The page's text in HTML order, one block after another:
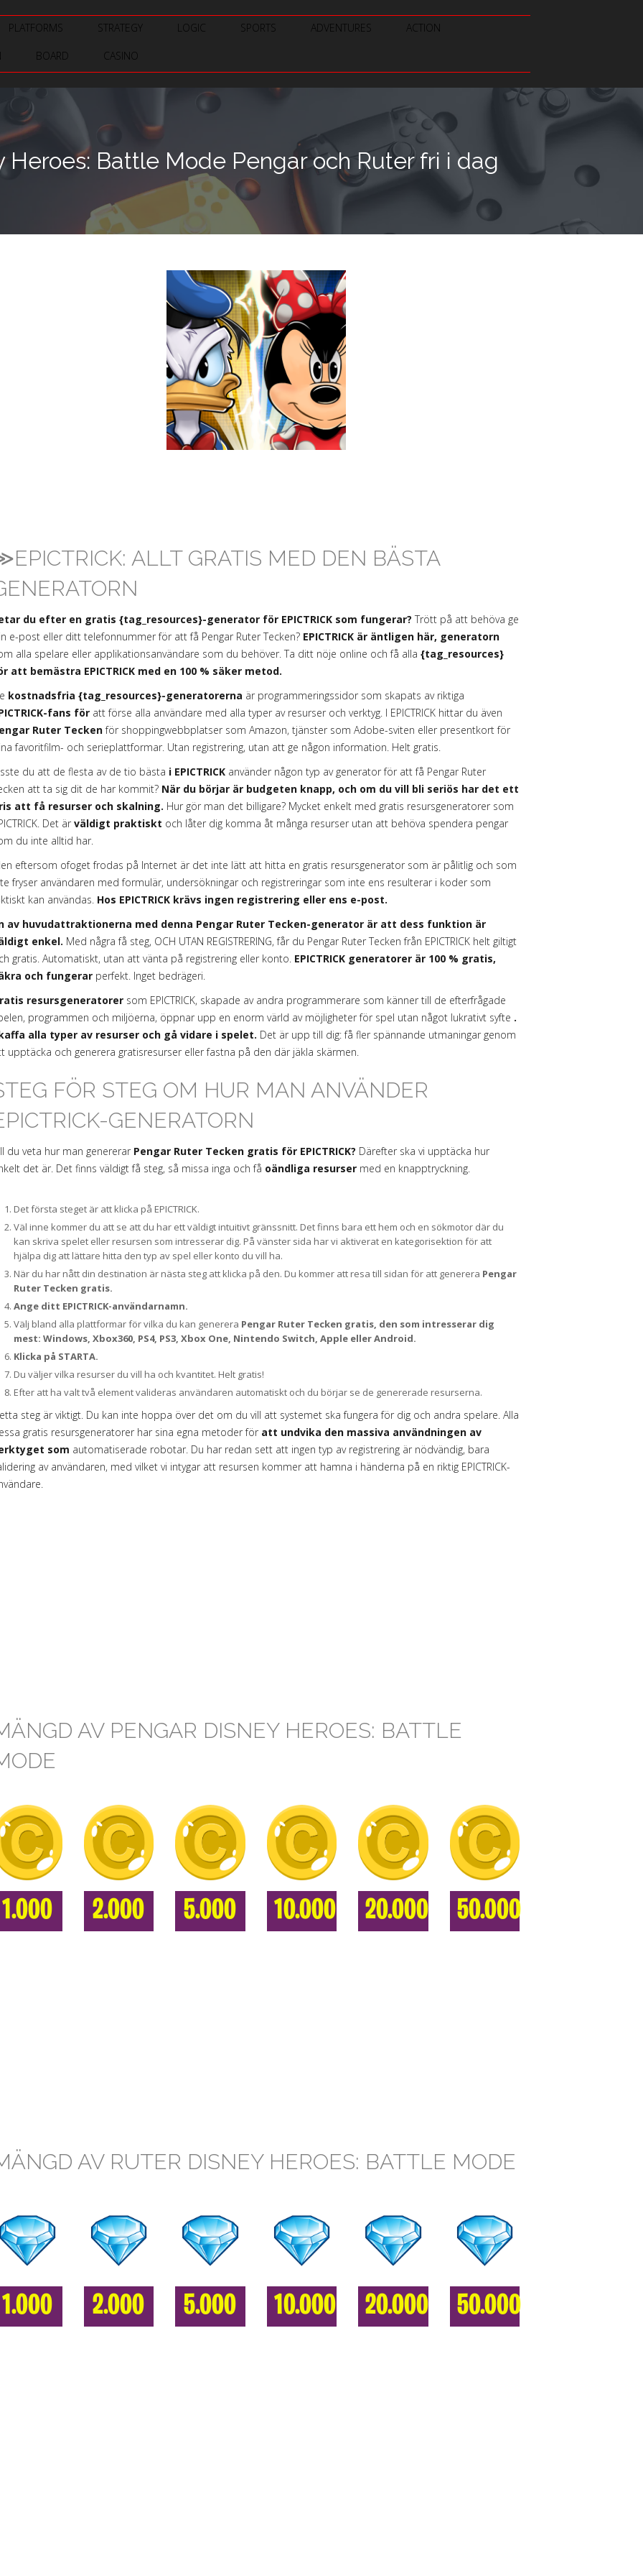
PLATFORMS STRATEGY LOGIC SPORTS ADVENTURES ACTION
BOARD CASINO
Heroes: Battle Mode Pengar och Ruter fri i dag
ALLT GRATIS MED DEN BÄSTA
du efter en gratis {tag_resources}-generator för EPICTRICK som fungerar? Trött på att behöva ge
e-post eller ditt telefonnummer för att få Pengar Ruter Tecken? EPICTRICK är äntligen här, generatorn
alla spelare eller applikationsanvändare som du behöver. Ta ditt nöje online och få alla {tag_resources}
att bemästra EPICTRICK med en 100 % säker metod.
kostnadsfria {tag_resources}-generatorerna är programmeringssidor som skapats av riktiga
fans för att förse alla användare med alla typer av resurser och verktyg. I EPICTRICK hittar du även
Ruter Teckenför shoppingwebbplatser som Amazon, tjänster som Adobe-sviten eller presentkort för
favoritfilm- och serieplattformar. Utan registrering, utan att ge någon information. Helt gratis.
du att de flesta av de tio bästa i EPICTRICK använder någon typ av generator för att få Pengar Ruter
att ta sig dit de har kommit? När du börjar är budgeten knapp, och om du vill bli seriös har det ett
att få resurser och skalning. Hur gör man det billigare? Mycket enkelt med gratis resursgeneratorer som
Det är väldigt praktiskt och låter dig komma åt många resurser utan att behöva spendera pengar
du inte alltid har.
eftersom ofoget frodas på Internet är det inte lätt att hitta en gratis resursgenerator som är pålitlig och som
fryser användaren med formulär, undersökningar och registreringar som inte ens resulterar i koder som
kan användas. Hos EPICTRICK krävs ingen registrering eller ens e-post.
av huvudattraktionerna med denna Pengar Ruter Tecken-generator är att dess funktion är
enkel. Med några få steg, OCH UTAN REGISTRERING, får du Pengar Ruter Tecken från EPICTRICK helt giltigt
gratis. Automatiskt, utan att vänta på registrering eller konto. EPICTRICK generatorer är 100 % gratis,
och fungerar perfekt. Inget bedrägeri.
resursgeneratorer som EPICTRICK, skapade av andra programmerare som känner till de efterfrågade
programmen och miljöerna, öppnar upp en enorm värld av möjligheter för spel utan något lukrativt syfte .
alla typer av resurser och gå vidare i spelet. Det är upp till dig: få fler spännande utmaningar genom
upptäcka och generera gratisresurser eller fastna på den där jäkla skärmen.
FÖR STEG OM HUR MAN ANVÄNDER
GENERATORN
du veta hur man genererar Pengar Ruter Tecken gratis för EPICTRICK? Därefter ska vi upptäcka hur
det är. Det finns väldigt få steg, så missa inga och få oändliga resurser med en knapptryckning.
Det första steget är att klicka på EPICTRICK.
Väl inne kommer du att se att du har ett väldigt intuitivt gränssnitt. Det finns bara ett hem och en sökmotor där du
kan skriva spelet eller resursen som intresserar dig. På vänster sida har vi aktiverat en kategorisektion för att
hjälpa dig att lättare hitta den typ av spel eller konto du vill ha.
När du har nått din destination är nästa steg att klicka på den. Du kommer att resa till sidan för att generera Pengar
Ruter Tecken gratis.
Ange ditt EPICTRICK-användarnamn.
Välj bland alla plattformar för vilka du kan generera Pengar Ruter Tecken gratis, den som intresserar dig
mest: Windows, Xbox360, PS4, PS3, Xbox One, Nintendo Switch, Apple eller Android.
Klicka på STARTA.
Du väljer vilka resurser du vill ha och kvantitet. Helt gratis!
Efter att ha valt två element valideras användaren automatiskt och du börjar se de genererade resurserna.
steg är viktigt. Du kan inte hoppa över det om du vill att systemet ska fungera för dig och andra spelare. Alla
gratis resursgeneratorer har sina egna metoder för att undvika den massiva användningen av
som automatiserade robotar. Du har redan sett att ingen typ av registrering är nödvändig, bara
av användaren, med vilket vi intygar att resursen kommer att hamna i händerna på en riktig EPICTRICK-
AV PENGAR DISNEY HEROES: BATTLE
1.000 2.000 5.000 10.000 20.000 50.000
AV RUTER DISNEY HEROES: BATTLE MODE
1.000 2.000 5.000 10.000 20.000 50.000